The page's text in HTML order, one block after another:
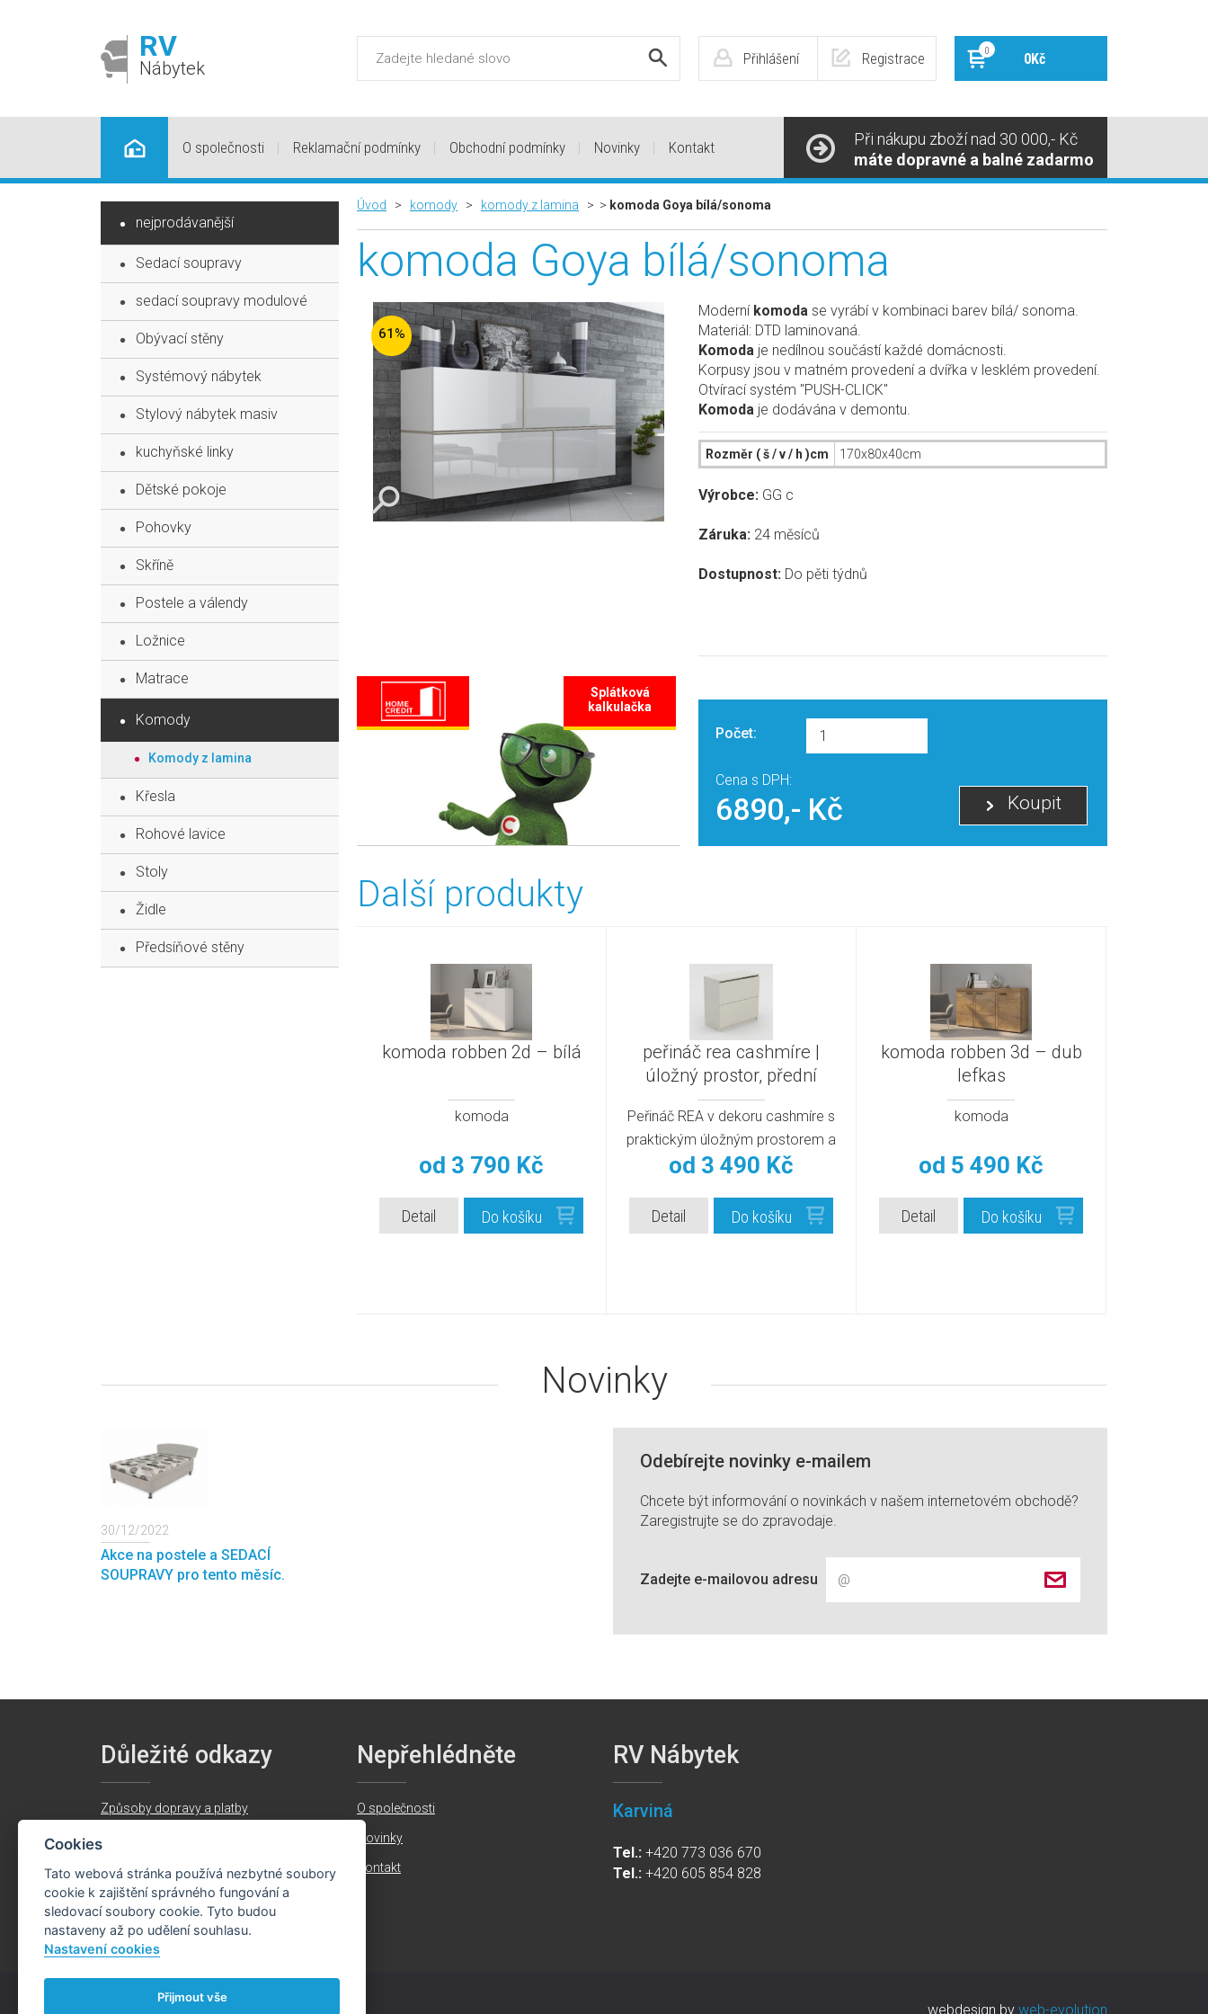
RV
Nábytek Přihlášení Registrace 0 0Kč
Při nákupu zboží nad 30 000,- Kč
máte dopravné a balné zadarmo
O společnosti Reklamační podmínky Obchodní podmínky Novinky Kontakt
Úvod > komody > komody z lamina > > komoda Goya bílá/sonoma
komoda Goya bílá/sonoma
61%
Moderní komoda se vyrábí v kombinaci barev bílá/ sonoma.
Materiál: DTD laminovaná.
Komoda je nedílnou součástí každé domácnosti.
Korpusy jsou v matném provedení a dvířka v lesklém provedení.
Otvírací systém "PUSH-CLICK"
Komoda je dodávána v demontu.
Rozměr ( š / v / h )cm 170x80x40cm
Výrobce: GG c
Záruka: 24 měsíců
Dostupnost: Do pěti týdnů
Splátková
kalkulačka
Počet:
Cena s DPH:
6890,- Kč Koupit
Další produkty
komoda robben 2d – bílá
komoda
od 3 790 Kč
Detail Do košíku
peřináč rea cashmíre |
úložný prostor, přední
otevírání
Peřináč REA v dekoru cashmíre s
praktickým úložným prostorem a
předním otevíráním. Kval
od 3 490 Kč
Detail Do košíku
komoda robben 3d – dub
lefkas
komoda
od 5 490 Kč
Detail Do košíku
nejprodávanější
Sedací soupravy
sedací soupravy modulové
Obývací stěny
Systémový nábytek
Stylový nábytek masiv
kuchyňské linky
Dětské pokoje
Pohovky
Skříně
Postele a válendy
Ložnice
Matrace
Komody
Komody z lamina
Křesla
Rohové lavice
Stoly
Židle
Předsíňové stěny
Novinky
30/12/2022
Akce na postele a SEDACÍ
SOUPRAVY pro tento měsíc.
Odebírejte novinky e-mailem
Chcete být informování o novinkách v našem internetovém obchodě?
Zaregistrujte se do zpravodaje.
Zadejte e-mailovou adresu
Důležité odkazy
Způsoby dopravy a platby
Obchodní podmínky
Informace o splátkách
Vrácení zboží
Nepřehlédněte
O společnosti
Novinky
Kontakt
RV Nábytek
Karviná
Tel.: +420 773 036 670
Tel.: +420 605 854 828
RV Nábytek webdesign by web-evolution
Cookies
Tato webová stránka používá nezbytné soubory
cookie k zajištění správného fungování a
sledovací soubory cookie. Tyto budou
nastaveny až po udělení souhlasu.
Nastavení cookies
Přijmout vše